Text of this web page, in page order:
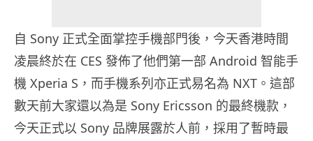
自 Sony 正式全面掌控手機部門後，今天香港時間
凌晨終於在 CES 發佈了他們第一部 Android 智能手
機 Xperia S，而手機系列亦正式易名為 NXT。這部
數天前大家還以為是 Sony Ericsson 的最終機款，
今天正式以 Sony 品牌展露於人前，採用了暫時最